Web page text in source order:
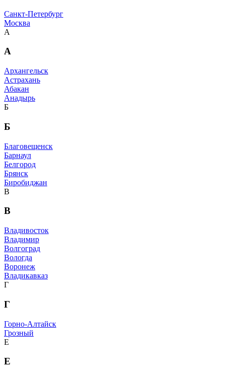
Санкт-Петербург
Москва
А
А
Архангельск
Астрахань
Абакан
Анадырь
Б
Б
Благовещенск
Барнаул
Белгород
Брянск
Биробиджан
В
В
Владивосток
Владимир
Волгоград
Вологда
Воронеж
Владикавказ
Г
Г
Горно-Алтайск
Грозный
Е
Е